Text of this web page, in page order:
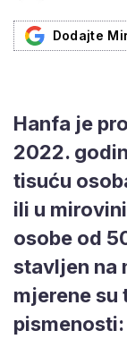
Dodajte
Hanfa je
2022.
tisuću
ili u
osobe od
stavljen na
mjerene